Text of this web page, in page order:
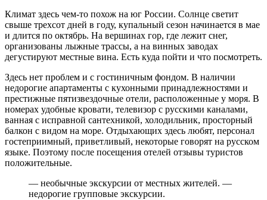
Климат здесь чем-то похож на юг России. Солнце светит
свыше трехсот дней в году, купальный сезон начинается в мае
и длится по октябрь. На вершинах гор, где лежит снег,
организованы лыжные трассы, а на винных заводах
дегустируют местные вина. Есть куда пойти и что посмотреть.
Здесь нет проблем и с гостиничным фондом. В наличии
недорогие апартаменты с кухонными принадлежностями и
престижные пятизвездочные отели, расположенные у моря. В
номерах удобные кровати, телевизор с русскими каналами,
ванная с исправной сантехникой, холодильник, просторный
балкон с видом на море. Отдыхающих здесь любят, персонал
гостеприимный, приветливый, некоторые говорят на русском
языке. Поэтому после посещения отелей отзывы туристов
положительные.
— необычные экскурсии от местных жителей. —
недорогие групповые экскурсии.